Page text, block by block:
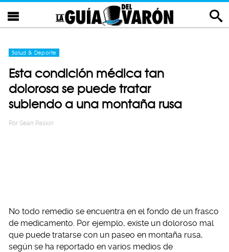
Salud & Deporte
Esta condición médica tan
dolorosa se puede tratar
subiendo a una montaña rusa
Por Sean Paskin
No todo remedio se encuentra en el fondo de un frasco
de medicamento. Por ejemplo, existe un doloroso mal
que puede tratarse con un paseo en montaña rusa,
según se ha reportado en varios medios de